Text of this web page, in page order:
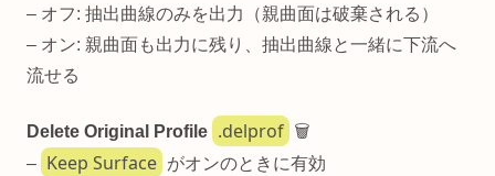
– オフ: 抽出曲線のみを出力（親曲面は破棄される）
– オン: 親曲面も出力に残り、抽出曲線と一緒に下流へ
流せる
Delete Original Profile .delprof
🗑️
– Keep Surface
がオンのときに有効